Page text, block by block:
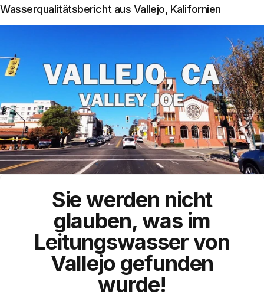
Wasserqualitätsbericht aus Vallejo, Kalifornien
Sie werden nicht
glauben, was im
Leitungswasservon
Vallejo gefunden
wurde!